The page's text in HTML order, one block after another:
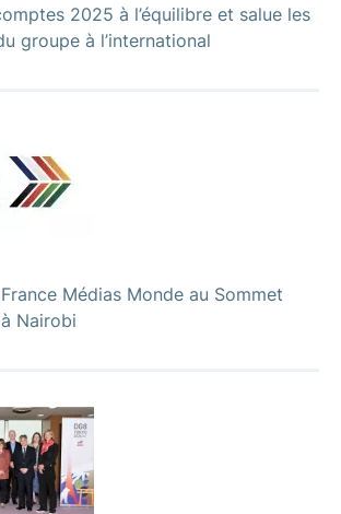
2025 à l’équilibre et salue les
groupe à l’international
Médias Monde au Sommet
Nairobi